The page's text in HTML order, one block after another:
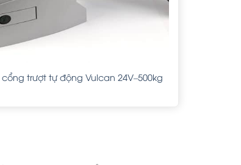
cổng trượt tự động Vulcan 24V–500kg